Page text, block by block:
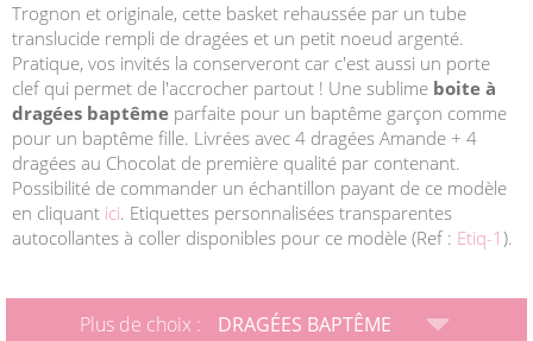
Trognon et originale, cette basket rehaussée par un tube
translucide rempli de dragées et un petit noeud argenté.
Pratique, vos invités la conserveront car c'est aussi un porte
clef qui permet de l'accrocher partout ! Une sublime boite à
dragées baptême parfaite pour un baptême garçon comme
pour un baptême fille. Livrées avec 4 dragées Amande + 4
dragées au Chocolat de première qualité par contenant.
Possibilité de commander un échantillon payant de ce modèle
en cliquant ici. Etiquettes personnalisées transparentes
autocollantes à coller disponibles pour ce modèle (Ref : Etiq-1 ).
Plus de choix : DRAGÉES BAPTÊME